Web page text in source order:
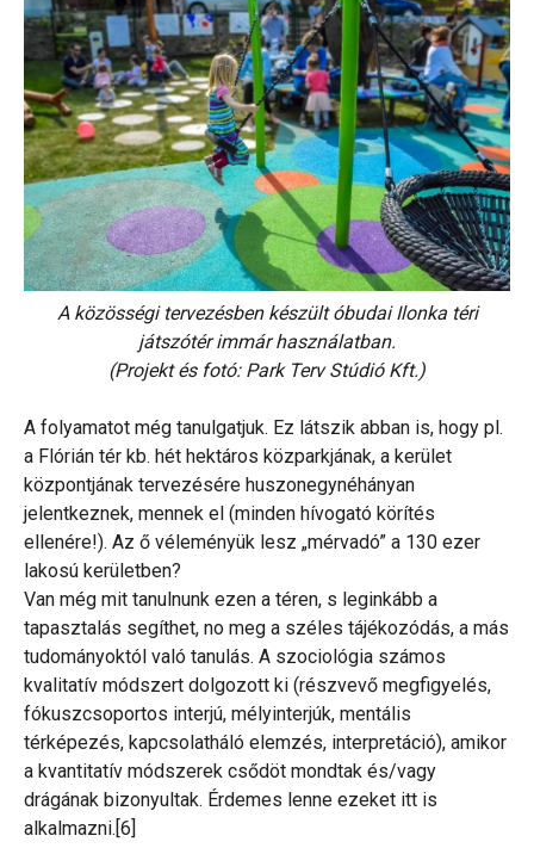
A közösségi tervezésben készült óbudai Ilonka téri
játszótér immár használatban.
(Projekt és fotó: Park Terv Stúdió Kft.)
A folyamatot még tanulgatjuk. Ez látszik abban is, hogy pl.
a Flórián tér kb. hét hektáros közparkjának, a kerület
központjának tervezésére huszonegynéhányan
jelentkeznek, mennek el (minden hívogató körítés
ellenére!). Az ő véleményük lesz „mérvadó” a 130 ezer
lakosú kerületben?
Van még mit tanulnunk ezen a téren, s leginkább a
tapasztalás segíthet, no meg a széles tájékozódás, a más
tudományoktól való tanulás. A szociológia számos
kvalitatív módszert dolgozott ki (részvevő megfigyelés,
fókuszcsoportos interjú, mélyinterjúk, mentális
térképezés, kapcsolatháló elemzés, interpretáció), amikor
a kvantitatív módszerek csődöt mondtak és/vagy
drágának bizonyultak. Érdemes lenne ezeket itt is
alkalmazni.[6]